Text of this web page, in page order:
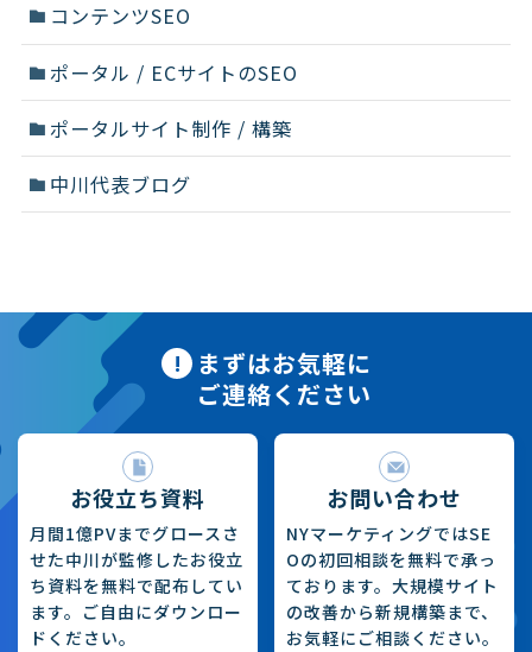
コンテンツSEO
ポータル / ECサイトのSEO
ポータルサイト制作 / 構築
中川代表ブログ
まずはお気軽に
ご連絡ください
お役立ち資料
月間1億PVまでグロースさ
せた中川が監修したお役立
ち資料を無料で配布してい
ます。ご自由にダウンロー
ドください。
お問い合わせ
NYマーケティングではSE
Oの初回相談を無料で承っ
ております。大規模サイト
の改善から新規構築まで、
お気軽にご相談ください。